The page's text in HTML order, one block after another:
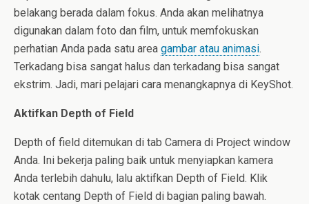
belakang berada dalam fokus. Anda akan melihatnya
digunakan dalam foto dan film, untuk memfokuskan
perhatian Anda pada satu area gambar atau animasi.
Terkadang bisa sangat halus dan terkadang bisa sangat
ekstrim. Jadi, mari pelajari cara menangkapnya di KeyShot.
Aktifkan Depth of Field
Depth of field ditemukan di tab Camera di Project window
Anda. Ini bekerja paling baik untuk menyiapkan kamera
Anda terlebih dahulu, lalu aktifkan Depth of Field. Klik
kotak centang Depth of Field di bagian paling bawah.